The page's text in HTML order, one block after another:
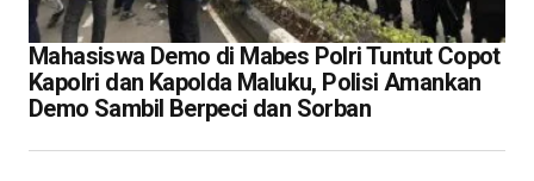
Mahasiswa Demo di Mabes Polri Tuntut Copot
Kapolri dan Kapolda Maluku, Polisi Amankan
Demo Sambil Berpeci dan Sorban